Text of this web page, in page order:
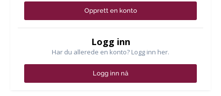
Opprett en konto
Logg inn
Har du allerede en konto? Logg inn her.
Logg inn nå